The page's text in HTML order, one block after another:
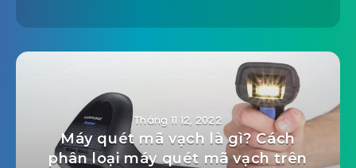
Tháng 11 12, 2022
Máy quét mã vạch là gì? Cách
phân loại máy quét mã vạch trên